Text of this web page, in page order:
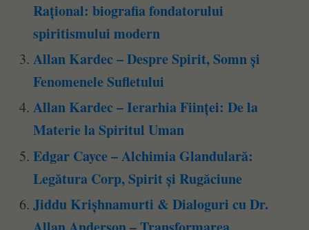
Rațional: biografia fondatorului
spiritismului modern
Allan Kardec – Despre Spirit, Somn și
Fenomenele Sufletului
Allan Kardec – Ierarhia Ființei: De la
Materie la Spiritul Uman
Edgar Cayce – Alchimia Glandulară:
Legătura Corp, Spirit și Rugăciune
Jiddu Krișhnamurti & Dialoguri cu Dr.